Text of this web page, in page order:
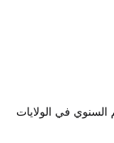
السنوي في الولايات